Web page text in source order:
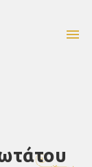
menu